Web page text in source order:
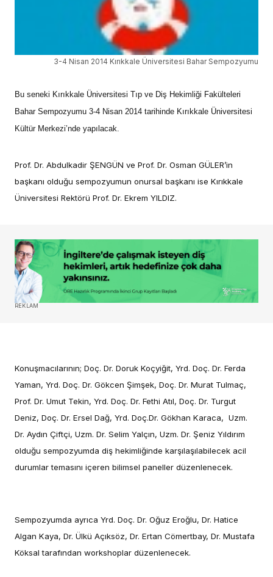
3-4 Nisan 2014 Kırıkkale Üniversitesi Bahar Sempozyumu
Bu seneki Kırıkkale Üniversitesi Tıp ve Diş Hekimliği Fakülteleri
Bahar Sempozyumu 3-4 Nisan 2014 tarihinde Kırıkkale Üniversitesi
Kültür Merkezi’nde yapılacak.
Prof. Dr. Abdulkadir ŞENGÜN ve Prof. Dr. Osman GÜLER’in
başkanı olduğu sempozyumun onursal başkanı ise Kırıkkale
Üniversitesi Rektörü Prof. Dr. Ekrem YILDIZ.
REKLAM
Konuşmacılarının; Doç. Dr. Doruk Koçyiğit, Yrd. Doç. Dr. Ferda
Yaman, Yrd. Doç. Dr. Gökcen Şimşek, Doç. Dr. Murat Tulmaç,
Prof. Dr. Umut Tekin, Yrd. Doç. Dr. Fethi Atıl, Doç. Dr. Turgut
Deniz, Doç. Dr. Ersel Dağ, Yrd. Doç.Dr. Gökhan Karaca, Uzm.
Dr. Aydın Çiftçi, Uzm. Dr. Selim Yalçın, Uzm. Dr. Şeniz Yıldırım
olduğu sempozyumda diş hekimliğinde karşılaşılabilecek acil
durumlar temasını içeren bilimsel paneller düzenlenecek.
Sempozyumda ayrıca Yrd. Doç. Dr. Oğuz Eroğlu, Dr. Hatice
Algan Kaya, Dr. Ülkü Açıksöz, Dr. Ertan Cömertbay, Dr. Mustafa
Köksal tarafından workshoplar düzenlenecek.